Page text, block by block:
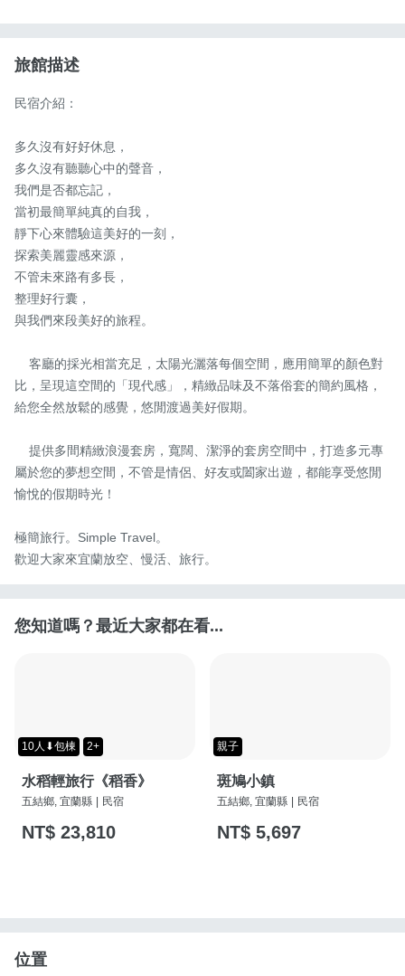
旅館描述
民宿介紹：
多久沒有好好休息，
多久沒有聽聽心中的聲音，
我們是否都忘記，
當初最簡單純真的自我，
靜下心來體驗這美好的一刻，
探索美麗靈感來源，
不管未來路有多長，
整理好行囊，
與我們來段美好的旅程。
比，呈現這空間的「現代感」，精緻品味及不落俗套的簡約風格，
給您全然放鬆的感覺，悠閒渡過美好假期。
屬於您的夢想空間，不管是情侶、好友或闔家出遊，都能享受悠閒
愉悅的假期時光！
極簡旅行。Simple Travel。
歡迎大家來宜蘭放空、慢活、旅行。
您知道嗎？最近大家都在看...
10人⬇包棟 2+
水稻輕旅行《稻香》
五結鄉, 宜蘭縣 民宿
NT$ 23,810
親子
斑鳩小鎮
五結鄉, 宜蘭縣 民宿
NT$ 5,697
位置